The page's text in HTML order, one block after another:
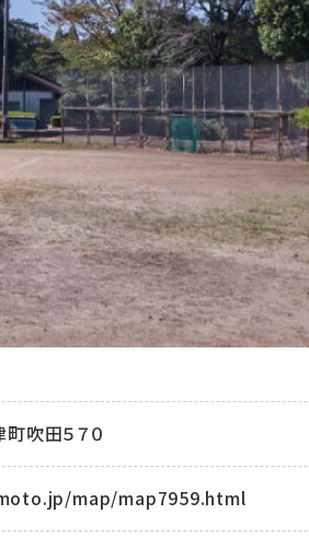
吹田５７０
map/map7959.html